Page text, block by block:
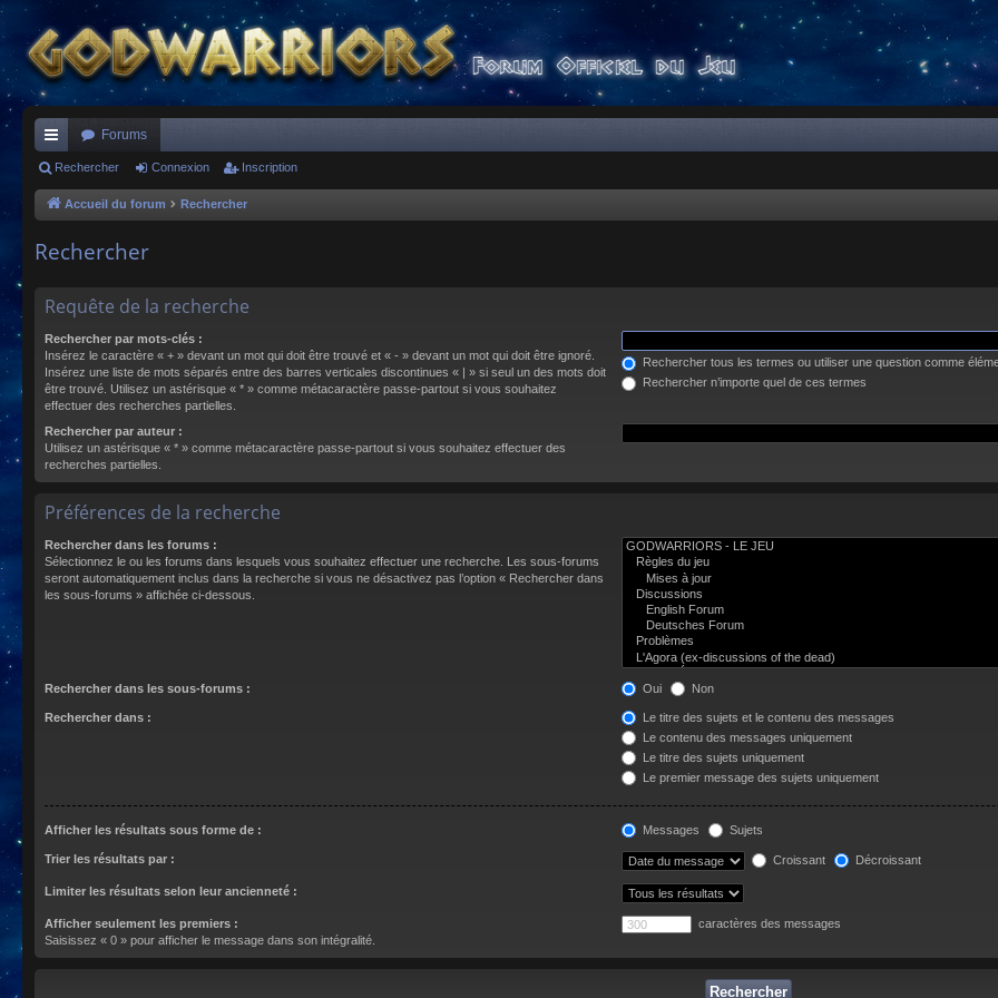
ac
co
s
Forums
Rechercher Connexion Inscription
Accueil du forum Rechercher
Rechercher
Requête de la recherche
Rechercher par mots-clés :
Insérez le caractère « + » devant un mot qui doit être trouvé et « - » devant un mot qui doit être ignoré.
Insérez une liste de mots séparés entre des barres verticales discontinues « | » si seul un des mots doit
être trouvé. Utilisez un astérisque « * » comme métacaractère passe-partout si vous souhaitez
effectuer des recherches partielles.
Rechercher tous les termes ou utiliser une question comme
Rechercher n’importe quel de ces termes
Rechercher par auteur :
Utilisez un astérisque « * » comme métacaractère passe-partout si vous souhaitez effectuer des
recherches partielles.
Préférences de la recherche
Rechercher dans les forums :
Sélectionnez le ou les forums dans lesquels vous souhaitez effectuer une recherche. Les sous-forums
seront automatiquement inclus dans la recherche si vous ne désactivez pas l’option « Rechercher dans
les sous-forums » affichée ci-dessous.
Rechercher dans les sous-forums : Oui Non
Rechercher dans :
Le titre des sujets et le contenu des messages
Le contenu des messages uniquement
Le titre des sujets uniquement
Le premier message des sujets uniquement
Afficher les résultats sous forme de : Messages Sujets
Trier les résultats par : Croissant Décroissant
Limiter les résultats selon leur ancienneté :
Afficher seulement les premiers :
Saisissez « 0 » pour afficher le message dans son intégralité.
caractères des messages